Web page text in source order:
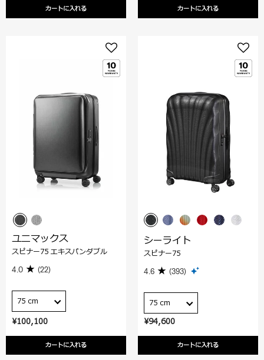
カートに入れる カートに入れる
¥100,100
カートに入れる
ユニマックス
スピナー75 エキスパンダブル
4.0 (22)
75 cm
¥94,600
カートに入れる
シーライト
スピナー75
4.6 (393)
75 cm